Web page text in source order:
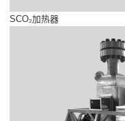
SCO₂加热器